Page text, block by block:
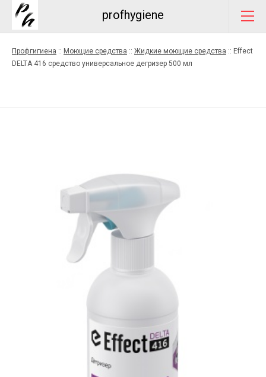
profhygiene
Профгигиена :: Моющие средства :: Жидкие моющие средства :: Effect
DELTA 416 средство универсальное дегризер 500 мл